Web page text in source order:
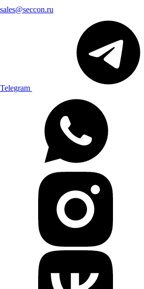
sales@seccon.ru
Telegram